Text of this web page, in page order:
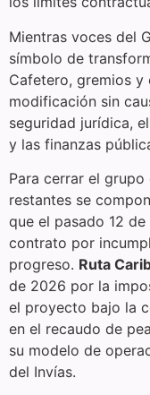
Mientras voces del
símbolo de
Cafetero, gremios
modificación sin
seguridad jurídica,
y las finanzas
Para cerrar el
restantes se
que el pasado 12
contrato por
progreso. Ruta
de 2026 por la
el proyecto bajo la
en el recaudo de
su modelo de
del Invías.